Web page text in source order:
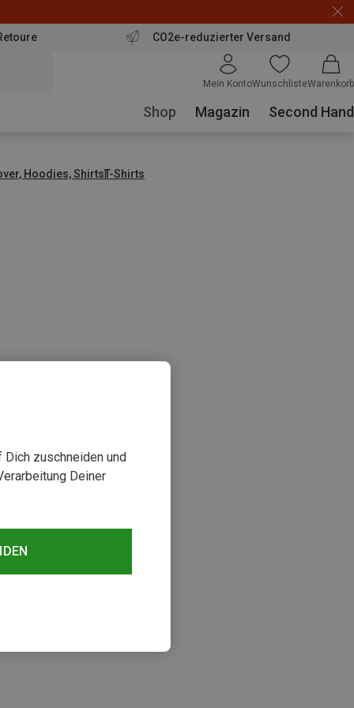
CO2e-reduzierter Versand
Mein KontoWunschlisteWarenkorb
Shop Magazin Second Hand
Hoodies, ShirtsT-Shirts
zuschneiden und
Deiner